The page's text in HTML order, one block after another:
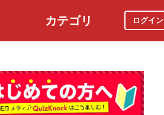
カテゴリ ログイン